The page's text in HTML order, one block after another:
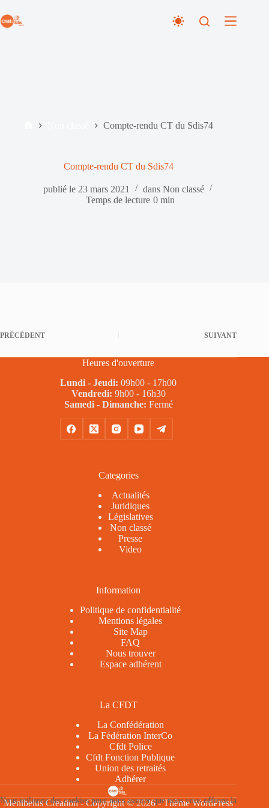
au
contenu
Nous utilisons des cookies pour nous assurer que nous vous offrons la
Compte-rendu CT du Sdis74
Compte-rendu CT du Sdis74
publié le 23 mars 2021 dans Non classé
Temps de lecture 0 min
PRÉCÉDENT SUIVANT
Heures d'ouverture
Lundi - Jeudi: 09h00 - 17h00
Vendredi: 9h00 - 16h30
Samedi - Dimanche: Fermé
Categories
Actualités
Juridiques
Législatives
Non classé
Presse
Video
Information
Politique de confidentialité
Mentions légales
Site Map
FAQ
Nous trouver
Espace adhérent
La CFDT
La Confédération
La Fédération InterCo
Cfdt Police
Cfdt Fonction Publique
Union des retraités
Adhérer
Menibelus Creation - Copyright © 2026 - Thème WordPress